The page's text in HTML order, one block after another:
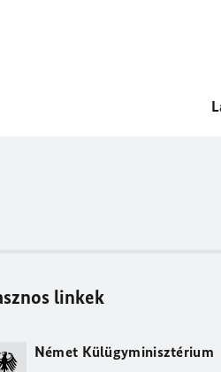
linkek
Német Külügyminisztérium